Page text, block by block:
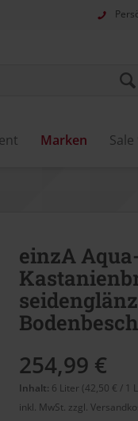
Marken Sale
einzA
254,99 €
Inhalt: 6 Liter (42,50 € / 1
inkl. MwSt. zzgl.